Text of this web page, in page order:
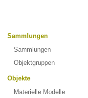
Sammlungen
Sammlungen
Objektgruppen
Objekte
Materielle Modelle